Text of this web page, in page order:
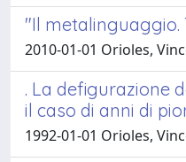
"Il metalinguaggio.
2010-01-01 Orioles,
. La defigurazione
il caso di anni di
1992-01-01 Orioles,